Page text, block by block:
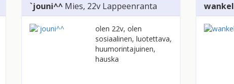
`jouni^^ Mies, 22v Lappeenranta
olen 22v, olen
sosiaalinen, luotettava,
huumorintajuinen,
hauska
wankel